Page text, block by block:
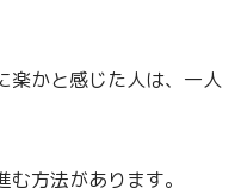
楽かと感じた人は、一人
方法があります。